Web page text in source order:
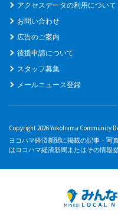
アクセスデータの利用について
お問い合わせ
広告のご案内
後援申請について
スタッフ募集
メールニュース登録
Copyright 2026 Yokohama Community
ヨコハマ経済新聞に掲載の記事・写
はヨコハマ経済新聞またはその情報